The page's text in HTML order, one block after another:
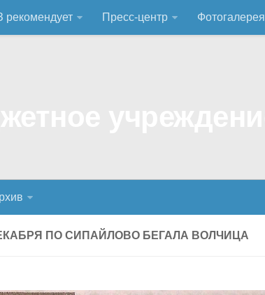
рекомендует Пресс-центр Фотогалерея
ПО СИПАЙЛОВО БЕГАЛА ВОЛЧИЦА